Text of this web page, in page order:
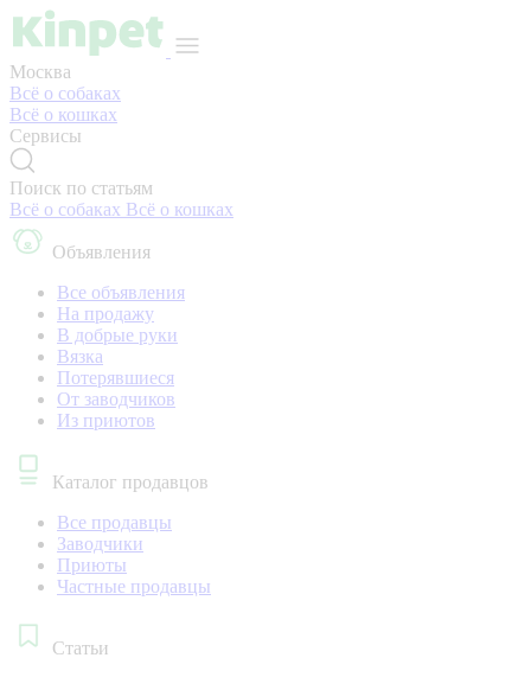
Москва
Всё о собаках
Всё о кошках
Сервисы
Поиск по статьям
Всё о собаках Всё о кошках
Объявления
Все объявления
На продажу
В добрые руки
Вязка
Потерявшиеся
От заводчиков
Из приютов
Каталог продавцов
Все продавцы
Заводчики
Приюты
Частные продавцы
Статьи